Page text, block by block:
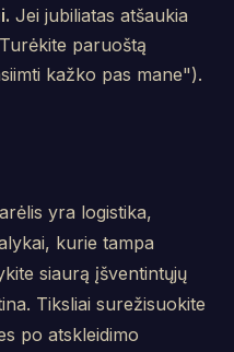
Jei jubiliatas atšaukia
paruoštą
kažko pas mane").
yra logistika,
kurie tampa
siaurą įšventintųjų
Tiksliai surežisuokite
po atskleidimo